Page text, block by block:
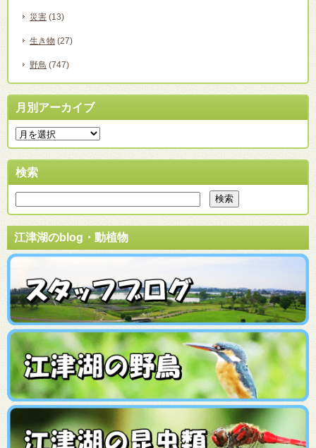
災害 (13)
生き物 (27)
野鳥 (747)
月別アーカイブ
検索
江津湖のblog・動植物